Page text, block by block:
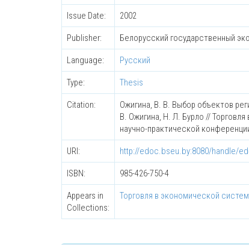
Issue Date: 2002
Publisher: Белорусский государственный
Language: Русский
Type: Thesis
Citation:
Ожигина, В. В. Выбор объектов
В. Ожигина, Н. Л. Бурло //
научно-практической
URI: http://edoc.bseu.by:8080/handle/
ISBN: 985-426-750-4
Appears in
Collections:
Торговля в экономической